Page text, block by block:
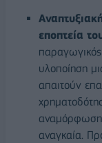
εποπτεία
υλοποίηση
απαιτούν
αναμόρφωση
αναγκαία.